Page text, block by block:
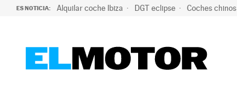
ES NOTICIA: Alquilar coche Ibiza DGT eclipse Coches chinos